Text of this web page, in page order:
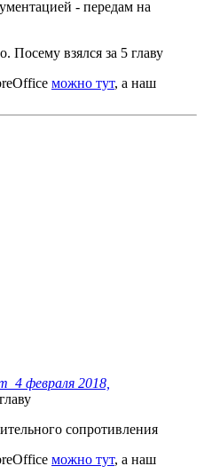
- передам на
Посему взялся за 5 главу
можно тут, а наш
4 февраля 2018,
сопротивления
можно тут, а наш